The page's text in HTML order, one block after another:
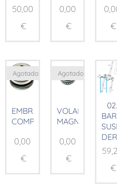
50,00
€
0,00
€
€
EMBRAGUE
COMP.
Agotado
0,00
€
VOLANTE
MAGNÉTICO
Agotado
0,00
€
02.
€